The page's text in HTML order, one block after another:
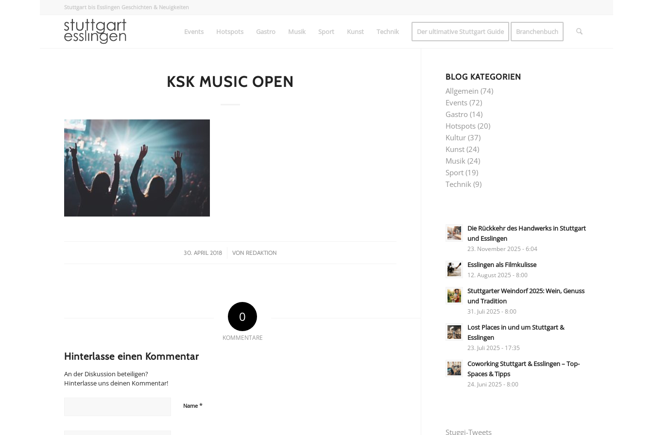
Stuttgart bis Esslingen Geschichten & Neuigkeiten
Events Hotspots Gastro Musik Sport Kunst Technik Der ultimative Stuttgart Guide Branchenbuch
KSK MUSIC OPEN
30. APRIL 2018
/ VON REDAKTION
0
KOMMENTARE
Hinterlasse einen Kommentar
An der Diskussion beteiligen?
Hinterlasse uns deinen Kommentar!
Name *
BLOG KATEGORIEN
Allgemein (74)
Events (72)
Gastro (14)
Hotspots (20)
Kultur (37)
Kunst (24)
Musik (24)
Sport (19)
Technik (9)
Die Rückkehr des Handwerks in Stuttgart
und Esslingen
23. November 2025 - 6:04
Esslingen als Filmkulisse
12. August 2025 - 8:00
Stuttgarter Weindorf 2025: Wein, Genuss
und Tradition
31. Juli 2025 - 8:00
Lost Places in und um Stuttgart &
Esslingen
23. Juli 2025 - 17:35
Coworking Stuttgart & Esslingen – Top-
Spaces & Tipps
24. Juni 2025 - 8:00
Stuggi-Tweets